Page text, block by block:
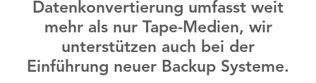
Datenkonvertierung umfasst weit
mehr als nur Tape-Medien, wir
unterstützen auch bei der
Einführung neuer Backup Systeme.